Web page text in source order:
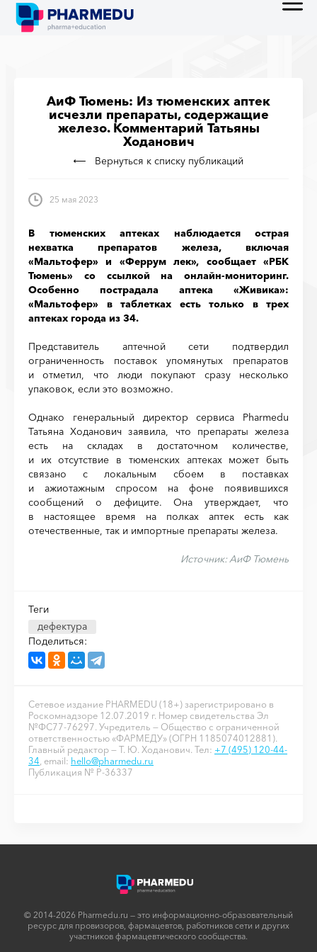
АиФ Тюмень: Из тюменских аптек
исчезли препараты, содержащие
железо. Комментарий Татьяны
Ходанович
Вернуться к списку публикаций
25 мая 2023
В тюменских аптеках наблюдается острая
нехватка препаратов железа, включая
«Мальтофер» и «Феррум лек», сообщает «РБК
Тюмень» со ссылкой на онлайн-мониторинг.
Особенно пострадала аптека «Живика»:
«Мальтофер» в таблетках есть только в трех
аптеках города из 34.
Представитель аптечной сети подтвердил
ограниченность поставок упомянутых препаратов
и отметил, что люди покупают сразу несколько
упаковок, если это возможно.
Однако генеральный директор сервиса Pharmedu
Татьяна Ходанович заявила, что препараты железа
есть на складах в достаточном количестве,
и их отсутствие в тюменских аптеках может быть
связано с локальным сбоем в поставках
и ажиотажным спросом на фоне появившихся
сообщений о дефиците. Она утверждает, что
в настоящее время на полках аптек есть как
отечественные, так и импортные препараты железа.
Источник:АиФ Тюмень
Теги
дефектура
Поделиться:
Сетевое издание PHARMEDU (18+) зарегистрировано в
Роскомнадзоре 12.07.2019 г. Номер свидетельства Эл
№ФС77-76297. Учредитель — Общество с ограниченной
ответственностью «ФАРМЕДУ» (ОГРН 1185074012881).
Главный редактор — Т. Ю. Ходанович. Тел: +7 (495) 120-44-
34 , email: hello@pharmedu.ru
Публикация № P-36337
© 2014-2026 Pharmedu.ru — это информационно-образовательный
ресурс для провизоров, фармацевтов, работников сети и других
участников фармацевтического сообщества.